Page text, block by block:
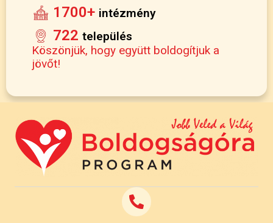
1700+ intézmény
722 település
Köszönjük, hogy együtt boldogítjuk a
jövőt!